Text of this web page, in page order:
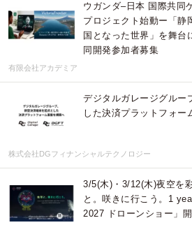
ウガンダ–日本 国際共同
プロジェクト始動ー「静
国となった世界」を舞台
同開発参加者募集
有限会社アカデミア
デジタルガレージグルー
した決済プラットフォー
株式会社DGフィナンシャルテクノロジー
3/5(木)・3/12(木)夜空を
と。咲きに行こう。1
2027 ドローンショー」